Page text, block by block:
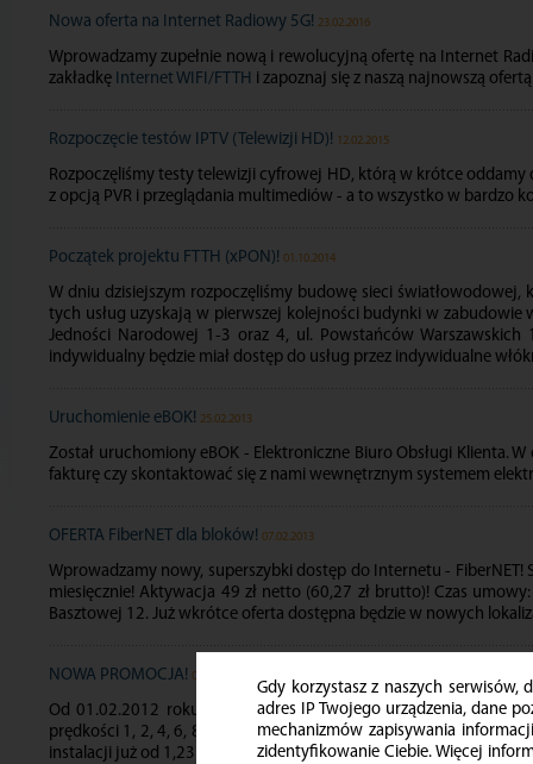
Gdy korzystasz z naszych
adres IP Twojego urządzenia, dane
mechanizmów zapisywania
zidentyfikowanie Ciebie. Więcej
Nowa oferta na Internet Radiowy 5G! 23.02.2016
Wprowadzamy zupełnie nową i rewolucyjną ofertę na Internet
zakładkę Internet WIFI/FTTH i zapoznaj się z naszą najnowszą
Rozpoczęcie testów IPTV (Telewizji HD)! 12.02.2015
Rozpoczęliśmy testy telewizji cyfrowej HD, którą w krótce
z opcją PVR i przeglądania multimediów - a to wszystko w bardzo
Początek projektu FTTH (xPON)! 01.10.2014
W dniu dzisiejszym rozpoczęliśmy budowę sieci
tych usług uzyskają w pierwszej kolejności budynki w
Jedności Narodowej 1-3 oraz 4, ul. Powstańców
indywidualny będzie miał dostęp do usług przez indywidualne
Uruchomienie eBOK! 25.02.2013
Został uruchomiony eBOK - Elektroniczne Biuro Obsługi Klienta.
fakturę czy skontaktować się z nami wewnętrznym systemem
OFERTA FiberNET dla bloków! 07.02.2013
Wprowadzamy nowy, superszybki dostęp do Internetu -
miesięcznie! Aktywacja 49 zł netto (60,27 zł brutto)! Czas
Basztowej 12. Już wkrótce oferta dostępna będzie w nowych
NOWA PROMOCJA! 01.02.2012
Od 01.02.2012 roku wprowadzamy nową promocję, która
prędkości 1, 2, 4, 6, 8 lub 16 Mbps w cenach od 35 zł do 99 zł
instalacji już od 1,23 zł brutto! Promocja dotyczy nowych